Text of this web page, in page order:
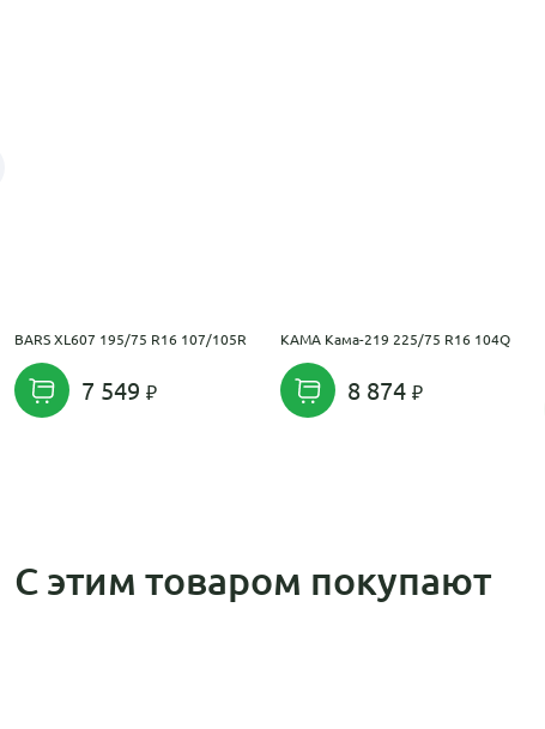
BARS XL607 195/75 R16 107/105R
7 549
KAMA Кама-219 225/75 R16 104Q
8 874
С этим товаром покупают